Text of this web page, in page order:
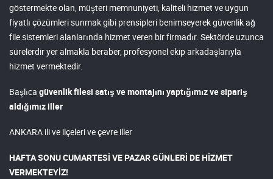
göstermekte olan, müşteri memnuniyeti, kaliteli hizmet ve uygun
fiyatlı çözümleri sunmak gibi prensipleri benimseyerek güvenlik ağ
file sistemleri alanlarında hizmet veren bir firmadır. Sektörde uzunca
sürelerdir yer almakla beraber, profesyonel ekip arkadaşlarıyla
hizmet vermektedir.
Başlıca güvenlik filesi satış ve montajını yaptığımız ve sipariş
aldığımız iller
ANKARA ili ve ilçeleri ve çevre iller
HAFTA SONU CUMARTESİ VE PAZAR GÜNLERİ DE HİZMET
VERMEKTEYİZ!